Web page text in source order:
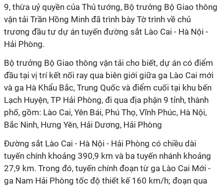
9, thừa uỷ quyền của Thủ tướng, Bộ trưởng Bộ Giao thông
vận tải Trần Hồng Minh đã trình bày Tờ trình về chủ
trương đầu tư dự án tuyến đường sắt Lào Cai - Hà Nội -
Hải Phòng.
Bộ trưởng Bộ Giao thông vận tải cho biết, dự án có điểm
đầu tại vị trí kết nối ray qua biên giới giữa ga Lào Cai mới
và ga Hà Khẩu Bắc, Trung Quốc và điểm cuối tại khu bến
Lạch Huyện, TP Hải Phòng, đi qua địa phận 9 tỉnh, thành
phố, gồm: Lào Cai, Yên Bái, Phú Thọ, Vĩnh Phúc, Hà Nội,
Bắc Ninh, Hưng Yên, Hải Dương, Hải Phòng
Đường sắt Lào Cai - Hà Nội - Hải Phòng có chiều dài
tuyến chính khoảng 390,9 km và ba tuyến nhánh khoảng
27,9 km. Trong đó, tuyến chính đoạn từ ga Lào Cai Mới -
ga Nam Hải Phòng tốc độ thiết kế 160 km/h; đoạn qua